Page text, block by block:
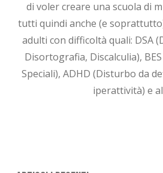
di voler creare una scuola di
tutti quindi anche (e
adulti con difficoltà quali: DSA
Disortografia, Discalculia),
Speciali), ADHD (Disturbo da
iperattività) e